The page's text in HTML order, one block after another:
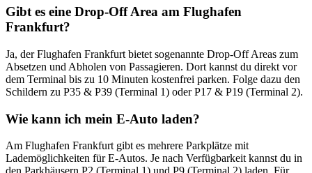
Gibt es eine Drop-Off Area am Flughafen
Frankfurt?
Ja, der Flughafen Frankfurt bietet sogenannte Drop-Off Areas zum
Absetzen und Abholen von Passagieren. Dort kannst du direkt vor
dem Terminal bis zu 10 Minuten kostenfrei parken. Folge dazu den
Schildern zu P35 & P39 (Terminal 1) oder P17 & P19 (Terminal 2).
Wie kann ich mein E-Auto laden?
Am Flughafen Frankfurt gibt es mehrere Parkplätze mit
Lademöglichkeiten für E-Autos. Je nach Verfügbarkeit kannst du in